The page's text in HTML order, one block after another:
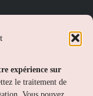
expérience sur
le traitement de